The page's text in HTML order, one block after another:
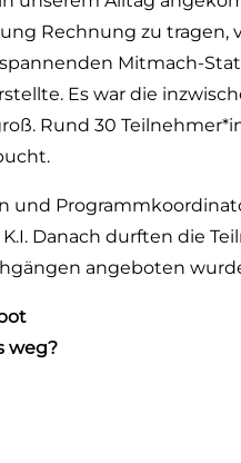
Rechnung zu tragen,
Mitmach-
Es war die
Rund 30
und
Danach durften die
angeboten
weg?